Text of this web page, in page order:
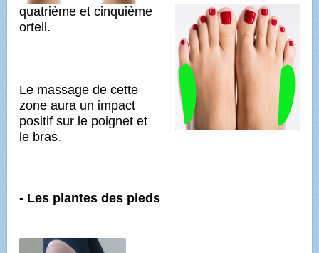
quatrième et cinquième
orteil.
Le massage de cette
zone aura un impact
positif sur le poignet et
le bras.
- Les plantes des pieds